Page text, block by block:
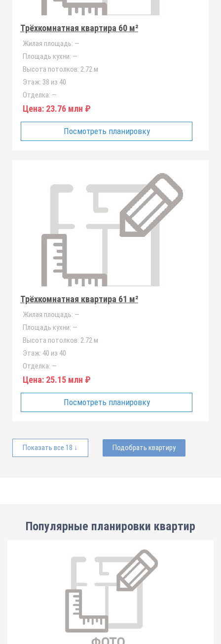
Трёхкомнатная квартира 60 м²
Жилая площадь: —
Площадь кухни: —
Высота потолков: 2.72 м
Этаж: 38 из 40
Отделка: —
Цена: 23.76 млн ₽
Посмотреть планировку
Трёхкомнатная квартира 61 м²
Жилая площадь: —
Площадь кухни: —
Высота потолков: 2.72 м
Этаж: 40 из 40
Отделка: —
Цена: 25.15 млн ₽
Посмотреть планировку
Показать все 18 ↓ Подобрать квартиру
Популярные планировки квартир